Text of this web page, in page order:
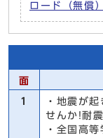
ロード（無償
面
1
・地震が
せんか!耐
・全国高